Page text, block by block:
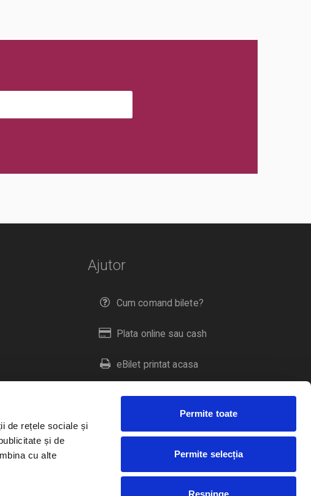
de rețele sociale și
și de
cu alte
Permite toate
Permite selecția
Respinge
Ajutor
Cum comand bilete?
Plata online sau cash
eBilet printat acasa
Livrare prin curier
Duplicare bilete